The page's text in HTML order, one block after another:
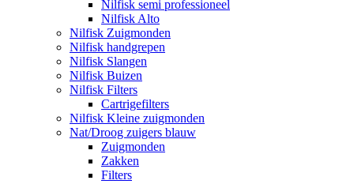
Nilfisk semi professioneel
Nilfisk Alto
Nilfisk Zuigmonden
Nilfisk handgrepen
Nilfisk Slangen
Nilfisk Buizen
Nilfisk Filters
​Cartrigefilters
Nilfisk Kleine zuigmonden
Nat/Droog zuigers blauw
Zuigmonden
Zakken
Filters